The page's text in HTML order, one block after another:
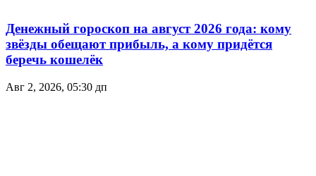
Денежный гороскоп на август 2026 года: кому
звёзды обещают прибыль, а кому придётся
беречь кошелёк
Авг 2, 2026, 05:30 дп